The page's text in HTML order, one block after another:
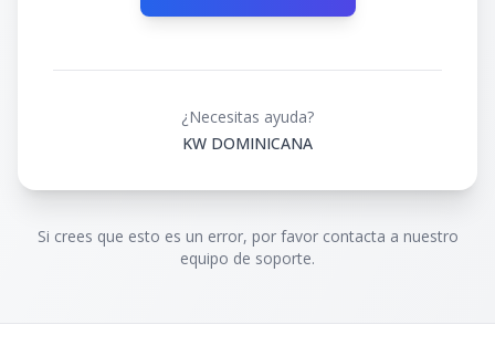
¿Necesitas ayuda?
KW DOMINICANA
Si crees que esto es un error, por favor contacta a nuestro
equipo de soporte.